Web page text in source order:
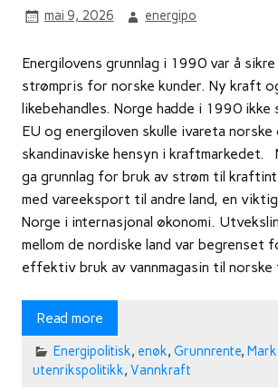
mai 9, 2026 energipo
Energilovens grunnlag i 1990 var å
strømpris for norske kunder. Ny kraft
likebehandles. Norge hadde i 1990 ikke
EU og energiloven skulle ivareta norske
skandinaviske hensyn i kraftmarkedet.
ga grunnlag for bruk av strøm til
med vareeksport til andre land, en
Norge i internasjonal økonomi.
mellom de nordiske land var begrenset
effektiv bruk av vannmagasin til norske
Read more
Energipolitisk, enøk, Grunnrente,
utenrikspolitikk, Vannkraft